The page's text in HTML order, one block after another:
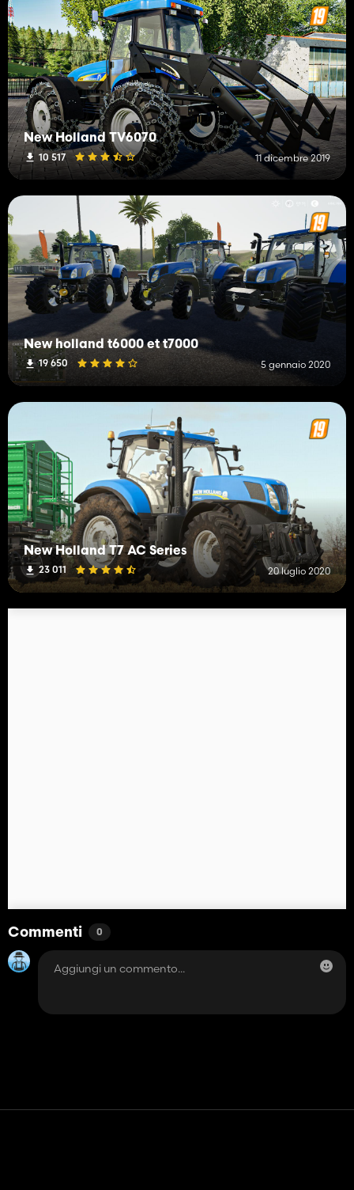
New Holland TV6070
10 517 11 dicembre 2019
New holland t6000 et t7000
19 650 5 gennaio 2020
New Holland T7 AC Series
23 011 20 luglio 2020
Commenti 0